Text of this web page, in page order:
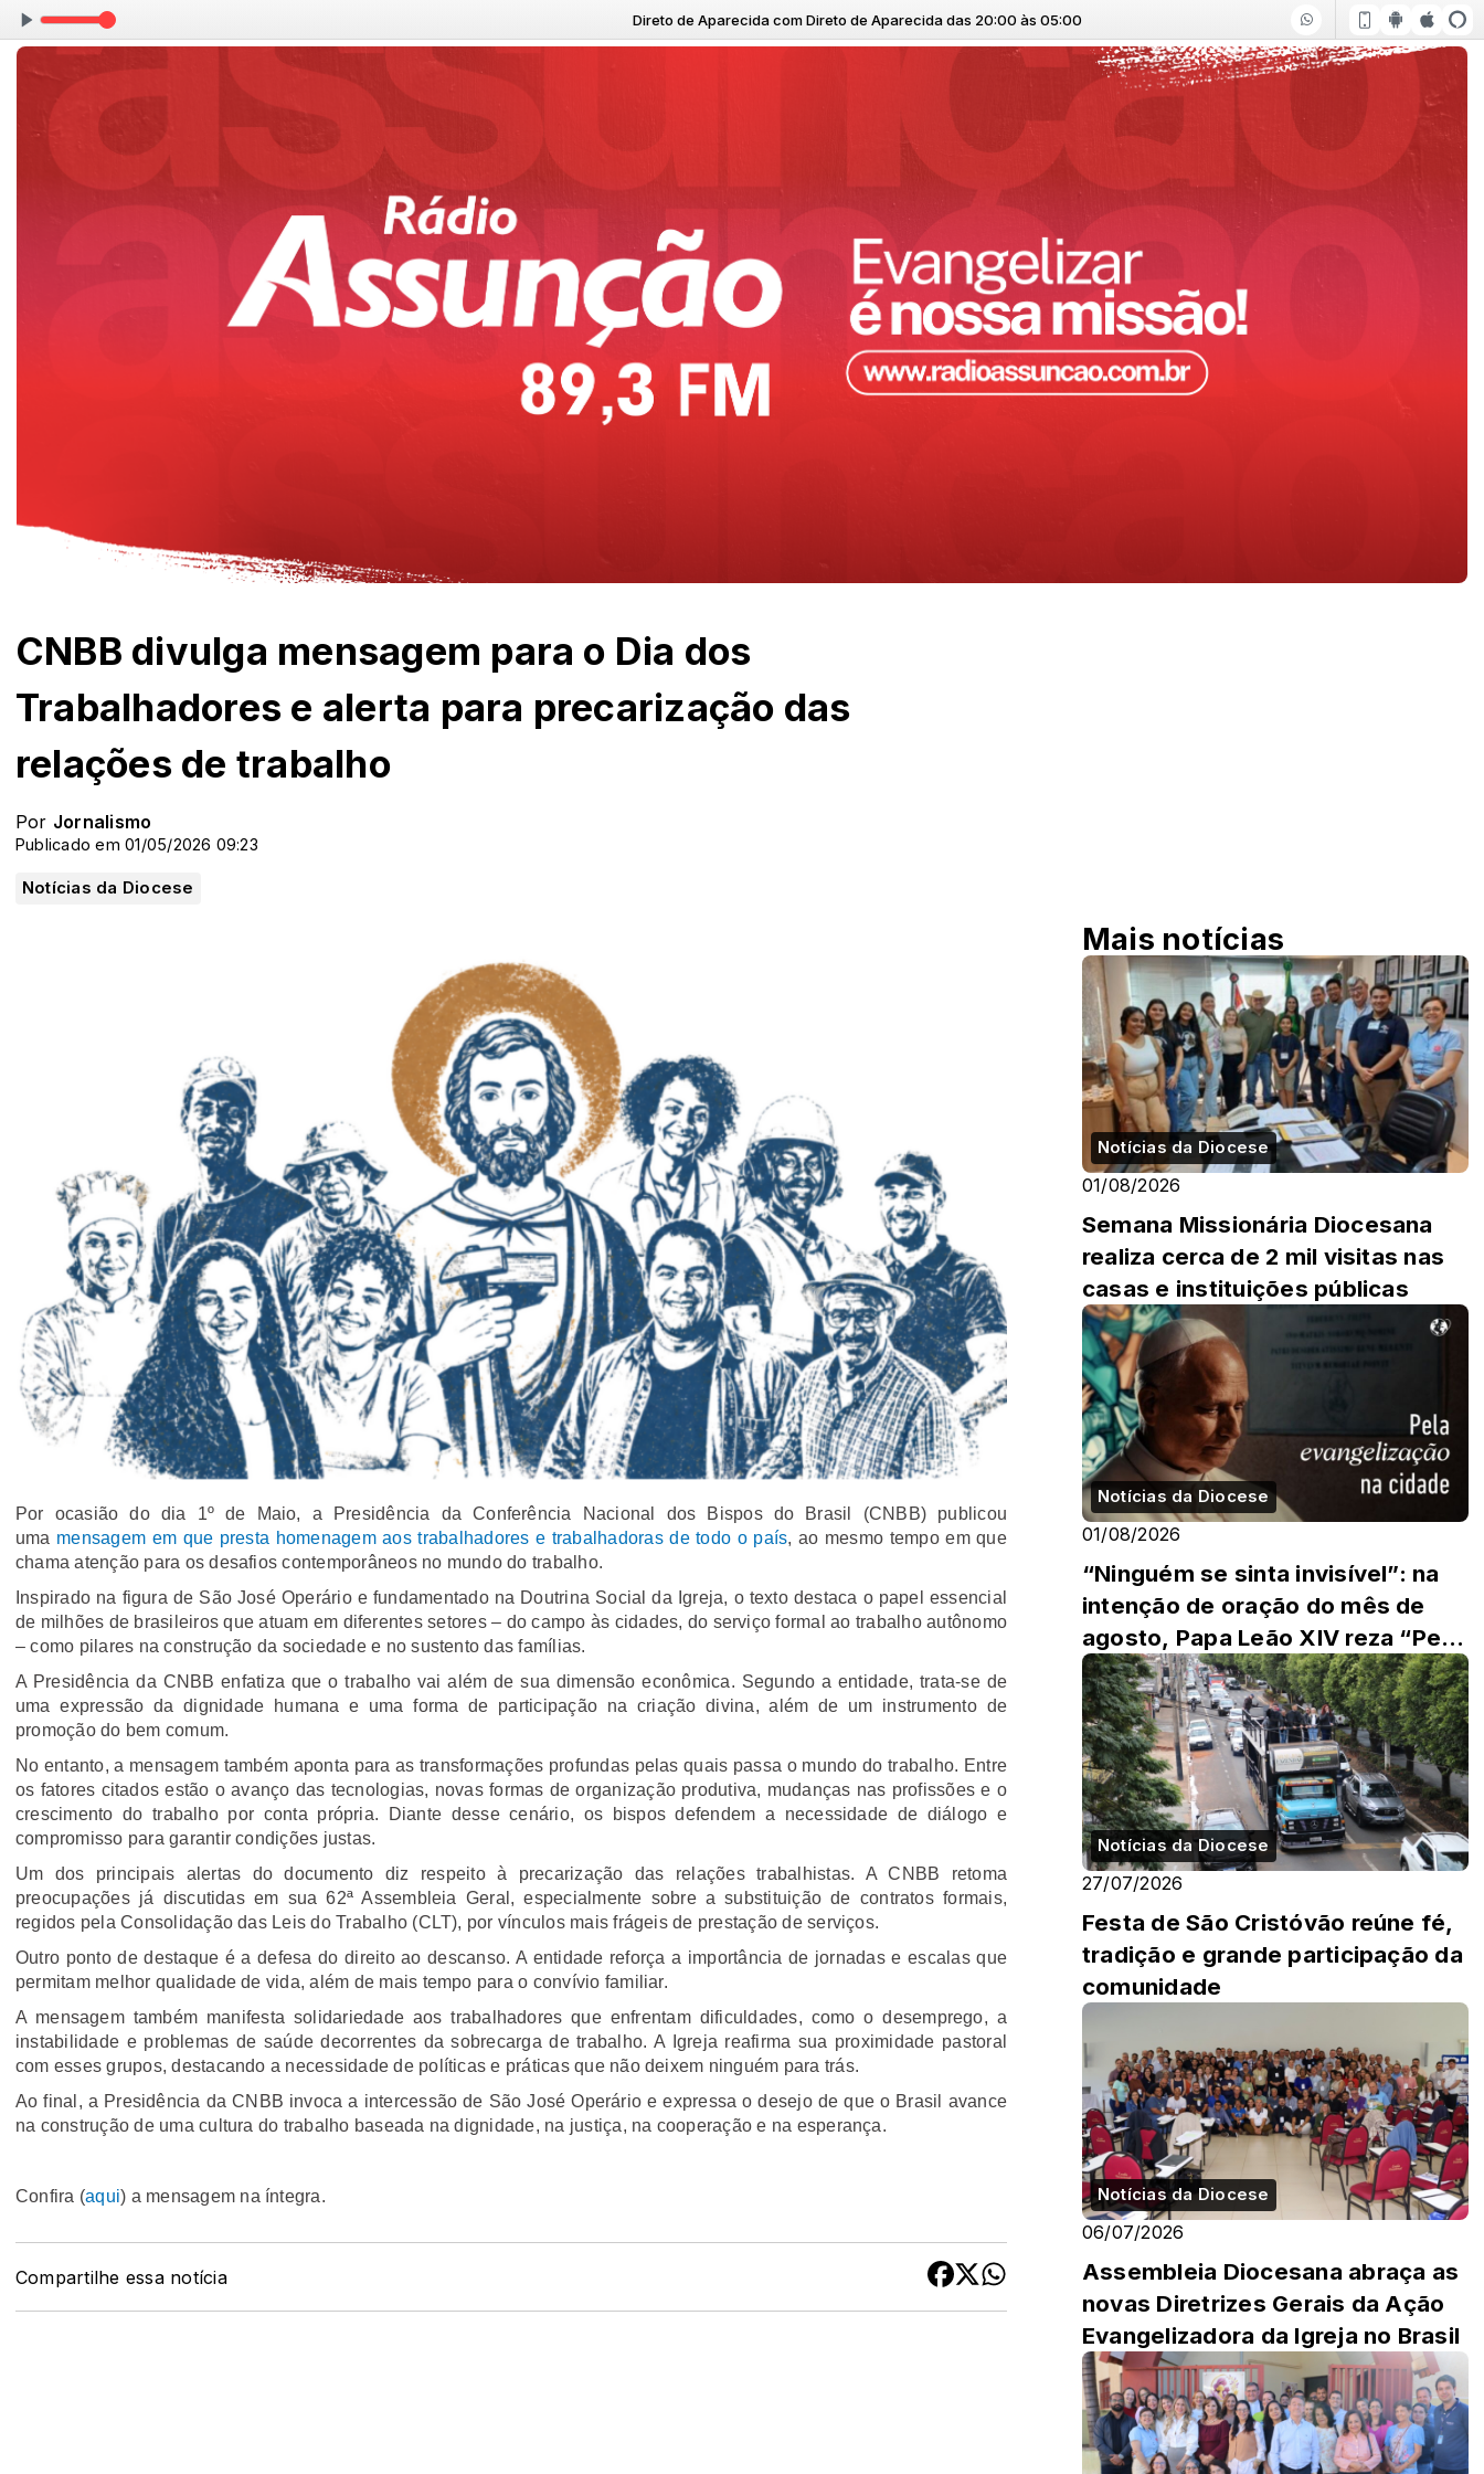
Direto de Aparecida com Direto de Aparecida das 20:00 às 05:00
CNBB divulga mensagem para o Dia dos
Trabalhadores e alerta para precarização das
relações de trabalho
Por Jornalismo
Publicado em 01/05/2026 09:23
Notícias da Diocese
Por ocasião do dia 1º de Maio, a Presidência da Conferência Nacional dos Bispos do Brasil (CNBB) publicou
uma mensagem em que presta homenagem aos trabalhadores e trabalhadoras de todo o país, ao mesmo tempo em que
chama atenção para os desafios contemporâneos no mundo do trabalho.
Inspirado na figura de São José Operário e fundamentado na Doutrina Social da Igreja, o texto destaca o papel essencial
de milhões de brasileiros que atuam em diferentes setores – do campo às cidades, do serviço formal ao trabalho autônomo
– como pilares na construção da sociedade e no sustento das famílias.
A Presidência da CNBB enfatiza que o trabalho vai além de sua dimensão econômica. Segundo a entidade, trata-se de
uma expressão da dignidade humana e uma forma de participação na criação divina, além de um instrumento de
promoção do bem comum.
No entanto, a mensagem também aponta para as transformações profundas pelas quais passa o mundo do trabalho. Entre
os fatores citados estão o avanço das tecnologias, novas formas de organização produtiva, mudanças nas profissões e o
crescimento do trabalho por conta própria. Diante desse cenário, os bispos defendem a necessidade de diálogo e
compromisso para garantir condições justas.
Um dos principais alertas do documento diz respeito à precarização das relações trabalhistas. A CNBB retoma
preocupações já discutidas em sua 62ª Assembleia Geral, especialmente sobre a substituição de contratos formais,
regidos pela Consolidação das Leis do Trabalho (CLT), por vínculos mais frágeis de prestação de serviços.
Outro ponto de destaque é a defesa do direito ao descanso. A entidade reforça a importância de jornadas e escalas que
permitam melhor qualidade de vida, além de mais tempo para o convívio familiar.
A mensagem também manifesta solidariedade aos trabalhadores que enfrentam dificuldades, como o desemprego, a
instabilidade e problemas de saúde decorrentes da sobrecarga de trabalho. A Igreja reafirma sua proximidade pastoral
com esses grupos, destacando a necessidade de políticas e práticas que não deixem ninguém para trás.
Ao final, a Presidência da CNBB invoca a intercessão de São José Operário e expressa o desejo de que o Brasil avance
na construção de uma cultura do trabalho baseada na dignidade, na justiça, na cooperação e na esperança.
Confira (aqui) a mensagem na íntegra.
Compartilhe essa notícia
Mais notícias
Notícias da Diocese
01/08/2026
Semana Missionária Diocesana
realiza cerca de 2 mil visitas nas
casas e instituições públicas
Notícias da Diocese
01/08/2026
“Ninguém se sinta invisível”: na
intenção de oração do mês de
agosto, Papa Leão XIV reza “Pela
evangelização na cidade”
Notícias da Diocese
27/07/2026
Festa de São Cristóvão reúne fé,
tradição e grande participação da
comunidade
Notícias da Diocese
06/07/2026
Assembleia Diocesana abraça as
novas Diretrizes Gerais da Ação
Evangelizadora da Igreja no Brasil